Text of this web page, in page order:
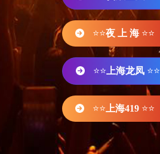
⭐⭐夜 上 海 ⭐⭐
⭐⭐ 上海龙凤 ⭐⭐
⭐⭐ 上海419 ⭐⭐